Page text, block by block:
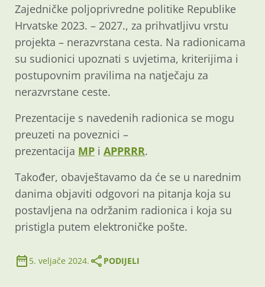
Zajedničke poljoprivredne politike Republike
Hrvatske 2023. – 2027., za prihvatljivu vrstu
projekta – nerazvrstana cesta. Na radionicama
su sudionici upoznati s uvjetima, kriterijima i
postupovnim pravilima na natječaju za
nerazvrstane ceste.
Prezentacije s navedenih radionica se mogu
preuzeti na poveznici –
prezentacija MP i APPRRR.
Također, obavještavamo da će se u narednim
danima objaviti odgovori na pitanja koja su
postavljena na održanim radionica i koja su
pristigla putem elektroničke pošte.
5. veljače 2024. PODIJELI